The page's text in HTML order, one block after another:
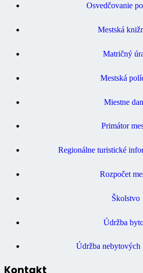
Osvedčovanie
Mestská
Matričný
Mestská
Miestne
Primátor
Regionálne turistické
Rozpočet
Školstvo
Údržba
Údržba nebytových
Kontakt